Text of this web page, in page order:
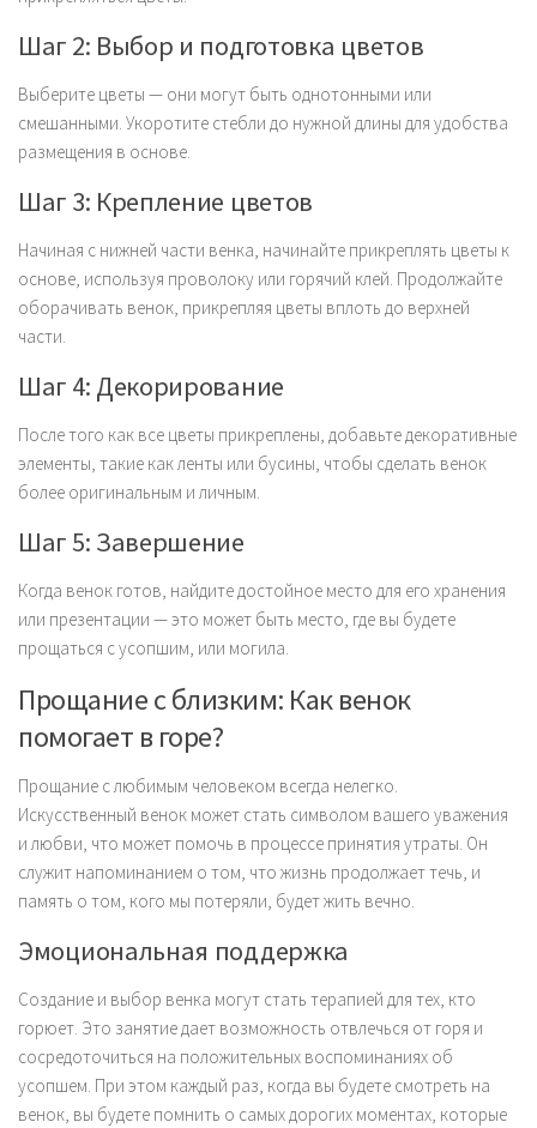
Шаг 2: Выбор и подготовка цветов
Выберите цветы — они могут быть однотонными или
смешанными. Укоротите стебли до нужной длины для удобства
размещения в основе.
Шаг 3: Крепление цветов
Начиная с нижней части венка, начинайте прикреплять цветы к
основе, используя проволоку или горячий клей. Продолжайте
оборачивать венок, прикрепляя цветы вплоть до верхней
части.
Шаг 4: Декорирование
После того как все цветы прикреплены, добавьте декоративные
элементы, такие как ленты или бусины, чтобы сделать венок
более оригинальным и личным.
Шаг 5: Завершение
Когда венок готов, найдите достойное место для его хранения
или презентации — это может быть место, где вы будете
прощаться с усопшим, или могила.
Прощание с близким: Как венок
помогает в горе?
Прощание с любимым человеком всегда нелегко.
Искусственный венок может стать символом вашего уважения
и любви, что может помочь в процессе принятия утраты. Он
служит напоминанием о том, что жизнь продолжает течь, и
память о том, кого мы потеряли, будет жить вечно.
Эмоциональная поддержка
Создание и выбор венка могут стать терапией для тех, кто
горюет. Это занятие дает возможность отвлечься от горя и
сосредоточиться на положительных воспоминаниях об
усопшем. При этом каждый раз, когда вы будете смотреть на
венок, вы будете помнить о самых дорогих моментах, которые